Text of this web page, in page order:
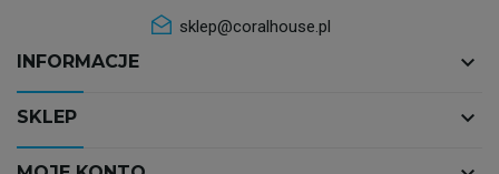
sklep@coralhouse.pl
INFORMACJE keyboard_arrow_down
SKLEP keyboard_arrow_down